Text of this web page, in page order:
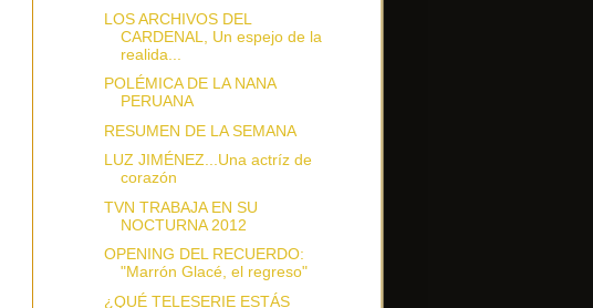
LOS ARCHIVOS DEL
CARDENAL, Un espejo de la
realida...
POLÉMICA DE LA NANA
PERUANA
RESUMEN DE LA SEMANA
LUZ JIMÉNEZ...Una actríz de
corazón
TVN TRABAJA EN SU
NOCTURNA 2012
OPENING DEL RECUERDO:
"Marrón Glacé, el regreso"
¿QUÉ TELESERIE ESTÁS